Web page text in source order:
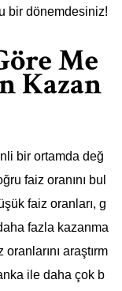
bir dönemdesiniz!
Me
Kazan
bir ortamda değ
faiz oranını bul
faiz oranları, g
fazla kazanma
araştırm
ile daha çok b